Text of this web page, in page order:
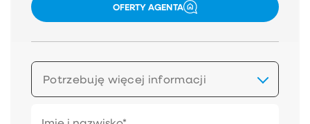
OFERTY AGENTA
Potrzebuję więcej informacji